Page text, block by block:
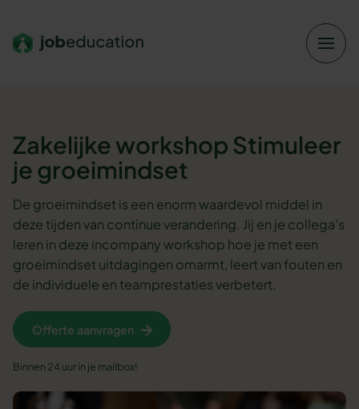
Zakelijke workshopStimuleer
je groeimindset
De groeimindset is een enorm waardevol middel in
deze tijden van continue verandering. Jij en je collega’s
leren in deze incompany workshop hoe je met een
groeimindset uitdagingen omarmt, leert van fouten en
de individuele en teamprestaties verbetert.
Offerte aanvragen
Binnen 24 uur in je mailbox!